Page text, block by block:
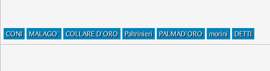
CONI MALAGO' COLLARE D'ORO Paltrinieri PALMAD'ORO morini DETTI